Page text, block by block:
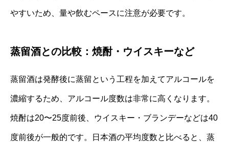
やすいため、量や飲むペースに注意が必要です。
蒸留酒との比較：焼酎・ウイスキーなど
蒸留酒は発酵後に蒸留という工程を加えてアルコールを
濃縮するため、アルコール度数は非常に高くなります。
焼酎は20〜25度前後、ウイスキー・ブランデーなどは40
度前後が一般的です。日本酒の平均度数と比べると、蒸